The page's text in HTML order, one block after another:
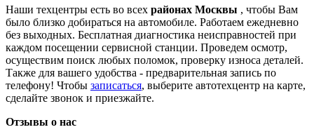
Наши техцентры есть во всех районах Москвы , чтобы Вам
было близко добираться на автомобиле. Работаем ежедневно
без выходных. Бесплатная диагностика неисправностей при
каждом посещении сервисной станции. Проведем осмотр,
осуществим поиск любых поломок, проверку износа деталей.
Также для вашего удобства - предварительная запись по
телефону! Чтобы записаться, выберите автотехцентр на карте,
сделайте звонок и приезжайте.
Отзывы о нас